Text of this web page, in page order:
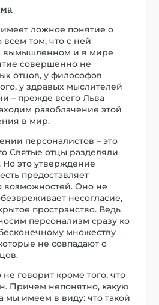
ложное понятие о
том, что с ней
вымышленном и в мире
совершенно не
отцов, у философов
у здравых мыслителей
– прежде всего Льва
разоблачение этой
в мир.
персоналистов – это
Святые отцы разделяли
это утверждение
предоставляет
возможностей. Оно не
несогласие,
пространство. Ведь
персонализм сразу ко
множеству
не совпадают с
говорит кроме того, что
Причем непонятно, какую
мы имеем в виду: что такой